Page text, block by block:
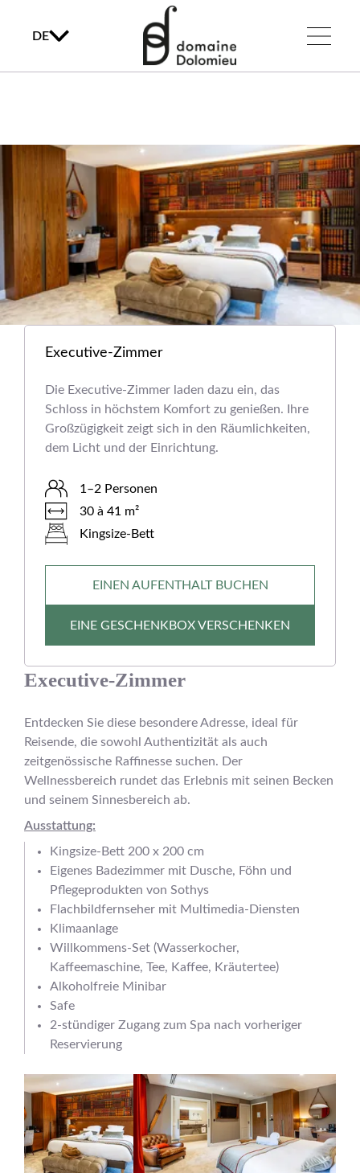
DE
Executive-Zimmer
Die Executive-Zimmer laden dazu ein, das
Schloss in höchstem Komfort zu genießen. Ihre
Großzügigkeit zeigt sich in den Räumlichkeiten,
dem Licht und der Einrichtung.
1–2 Personen
30 à 41 m²
Kingsize-Bett
EINEN AUFENTHALT BUCHEN
EINE GESCHENKBOX VERSCHENKEN
Executive-Zimmer
Entdecken Sie diese besondere Adresse, ideal für
Reisende, die sowohl Authentizität als auch
zeitgenössische Raffinesse suchen. Der
Wellnessbereich rundet das Erlebnis mit seinen Becken
und seinem Sinnesbereich ab.
Ausstattung:
Kingsize-Bett 200 x 200 cm
Eigenes Badezimmer mit Dusche, Föhn und
Pflegeprodukten von Sothys
Flachbildfernseher mit Multimedia-Diensten
Klimaanlage
Willkommens-Set (Wasserkocher,
Kaffeemaschine, Tee, Kaffee, Kräutertee)
Alkoholfreie Minibar
Safe
2-stündiger Zugang zum Spa nach vorheriger
Reservierung